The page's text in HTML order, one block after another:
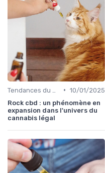
• 10/01/2025
Rock cbd : un phénomène en
expansion dans l'univers du
cannabis légal